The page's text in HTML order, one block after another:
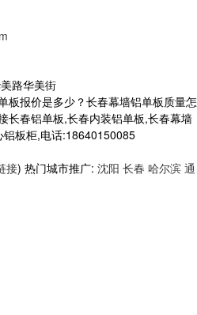
路华美街
板报价是多少？长春幕墙铝单板质量怎
长春铝单板,长春内装铝单板,长春幕墙
板柜,电话:18640150085
接) 热门城市推广: 沈阳 长春 哈尔滨 通